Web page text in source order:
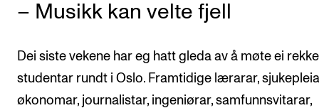
– Musikk kan velte fjell
Dei siste vekene har eg hatt gleda av å møte ei
studentar rundt i Oslo. Framtidige lærarar,
økonomar, journalistar, ingeniørar, samfunnsvitarar,